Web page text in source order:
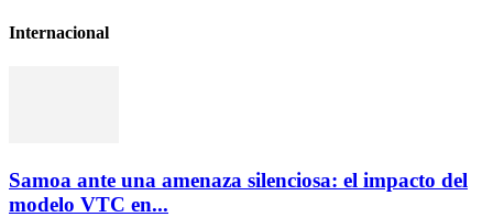
Internacional
Samoa ante una amenaza silenciosa: el impacto del
modelo VTC en...